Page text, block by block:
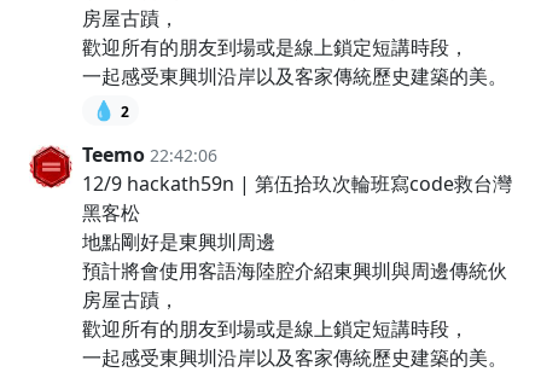
房屋古蹟，
歡迎所有的朋友到場或是線上鎖定短講時段，
一起感受東興圳沿岸以及客家傳統歷史建築的美。
💧 2
Teemo 22:42:06
12/9 hackath59n | 第伍拾玖次輪班寫code救台灣
黑客松
地點剛好是東興圳周邊
預計將會使用客語海陸腔介紹東興圳與周邊傳統伙
房屋古蹟，
歡迎所有的朋友到場或是線上鎖定短講時段，
一起感受東興圳沿岸以及客家傳統歷史建築的美。